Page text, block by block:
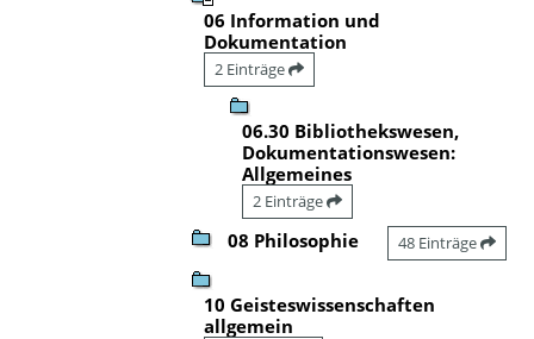
06 Information und
Dokumentation
2 Einträge
06.30 Bibliothekswesen,
Dokumentationswesen:
Allgemeines
2 Einträge
08 Philosophie 48 Einträge
10 Geisteswissenschaften
allgemein